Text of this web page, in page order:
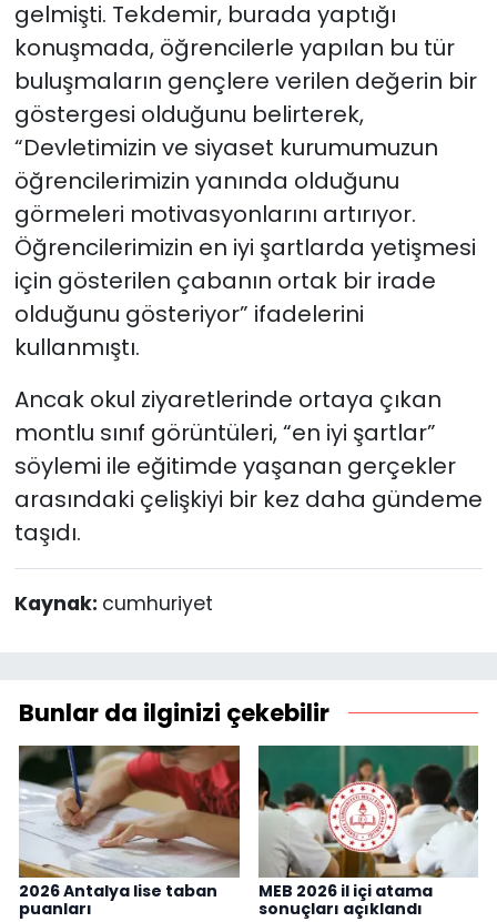
gelmişti. Tekdemir, burada yaptığı
konuşmada, öğrencilerle yapılan bu tür
buluşmaların gençlere verilen değerin bir
göstergesi olduğunu belirterek,
“Devletimizin ve siyaset kurumumuzun
öğrencilerimizin yanında olduğunu
görmeleri motivasyonlarını artırıyor.
Öğrencilerimizin en iyi şartlarda yetişmesi
için gösterilen çabanın ortak bir irade
olduğunu gösteriyor” ifadelerini
kullanmıştı.
Ancak okul ziyaretlerinde ortaya çıkan
montlu sınıf görüntüleri, “en iyi şartlar”
söylemi ile eğitimde yaşanan gerçekler
arasındaki çelişkiyi bir kez daha gündeme
taşıdı.
Kaynak: cumhuriyet
Bunlar da ilginizi çekebilir
2026 Antalya lise taban
puanları
MEB 2026 il içi atama
sonuçları açıklandı